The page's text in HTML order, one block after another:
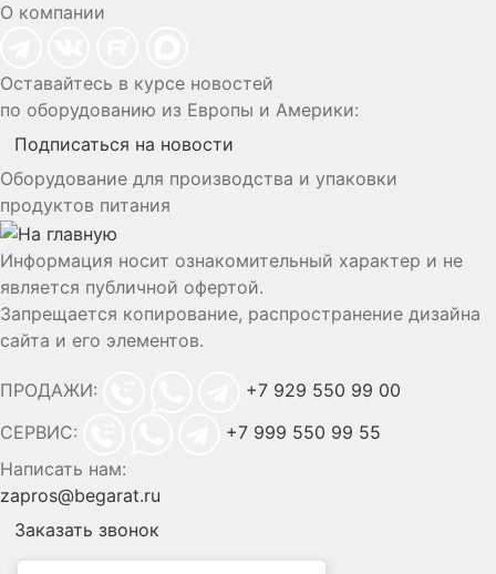
О компании
Оставайтесь в курсе новостей
по оборудованию из Европы и Америки:
Подписаться на новости
Оборудование для производства и упаковки
продуктов питания
Информация носит ознакомительный характер и не
является публичной офертой.
Запрещается копирование, распространение дизайна
сайта и его элементов.
ПРОДАЖИ:
+7 929 550 99 00
СЕРВИС:
+7 999 550 99 55
Написать нам:
zapros@begarat.ru
Заказать звонок